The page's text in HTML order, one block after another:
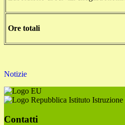
Ore totali
Notizie
Istituto
Contatti